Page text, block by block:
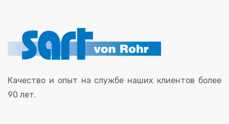
Качество и опыт на службе наших клиентов более
90 лет.